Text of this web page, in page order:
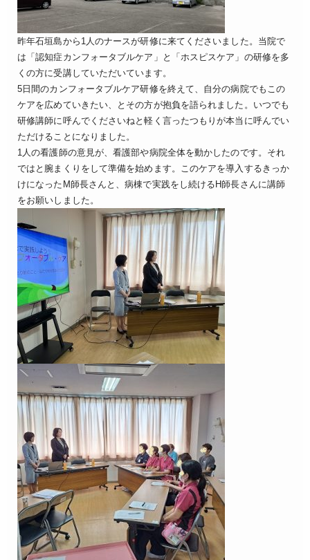
昨年石垣島から1人のナースが研修に来てくださいました。当院で
は「認知症カンフォータブルケア」と「ホスピスケア」の研修を多
くの方に受講していただいています。
5日間のカンフォータブルケア研修を終えて、自分の病院でもこの
ケアを広めていきたい、とその方が抱負を語られました。いつでも
研修講師に呼んでくださいねと軽く言ったつもりが本当に呼んでい
ただけることになりました。
1人の看護師の意見が、看護部や病院全体を動かしたのです。それ
ではと腕まくりをして準備を始めます。このケアを導入するきっか
けになったM師長さんと、病棟で実践をし続けるH師長さんに講師
をお願いしました。